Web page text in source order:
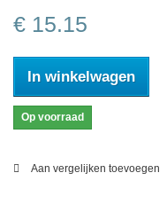
€ 15.15
In winkelwagen
Op voorraad
Aan vergelijken toevoegen